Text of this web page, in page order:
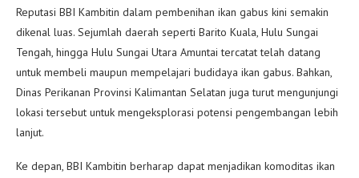
Reputasi BBI Kambitin dalam pembenihan ikan gabus kini semakin
dikenal luas. Sejumlah daerah seperti Barito Kuala, Hulu Sungai
Tengah, hingga Hulu Sungai Utara Amuntai tercatat telah datang
untuk membeli maupun mempelajari budidaya ikan gabus. Bahkan,
Dinas Perikanan Provinsi Kalimantan Selatan juga turut mengunjungi
lokasi tersebut untuk mengeksplorasi potensi pengembangan lebih
lanjut.
Ke depan, BBI Kambitin berharap dapat menjadikan komoditas ikan